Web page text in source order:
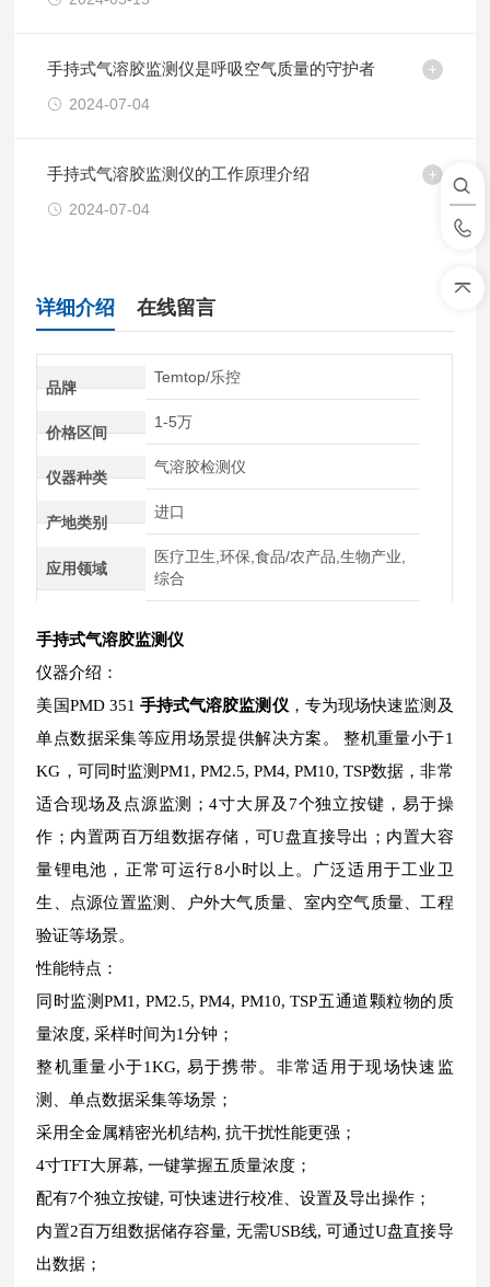
手持式气溶胶监测仪是呼吸空气质量的守护者
2024-07-04
手持式气溶胶监测仪的工作原理介绍
2024-07-04
详细介绍 在线留言
品牌
Temtop/乐控
价格区间
1-5万
仪器种类
气溶胶检测仪
产地类别
进口
应用领域
医疗卫生,环保,食品/农产品,生物产业,
综合
手持式气溶胶监测仪
仪器介绍：
美国PMD 351 手持式气溶胶监测仪，专为现场快速监测及
单点数据采集等应用场景提供解决方案。 整机重量小于1
KG，可同时监测PM1, PM2.5, PM4, PM10, TSP数据，非常
适合现场及点源监测；4寸大屏及7个独立按键，易于操
作；内置两百万组数据存储，可U盘直接导出；内置大容
量锂电池，正常可运行8小时以上。广泛适用于工业卫
生、点源位置监测、户外大气质量、室内空气质量、工程
验证等场景。
性能特点：
同时监测PM1, PM2.5, PM4, PM10, TSP五通道颗粒物的质
量浓度, 采样时间为1分钟；
整机重量小于1KG, 易于携带。非常适用于现场快速监
测、单点数据采集等场景；
采用全金属精密光机结构, 抗干扰性能更强；
4寸TFT大屏幕, 一键掌握五质量浓度；
配有7个独立按键, 可快速进行校准、设置及导出操作；
内置2百万组数据储存容量, 无需USB线, 可通过U盘直接导
出数据；